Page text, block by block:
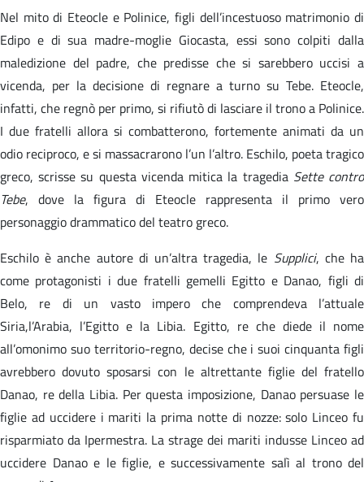
Nel mito di Eteocle e Polinice, figli dell’incestuoso matrimonio di
Edipo e di sua madre-moglie Giocasta, essi sono colpiti dalla
maledizione del padre, che predisse che si sarebbero uccisi a
vicenda, per la decisione di regnare a turno su Tebe. Eteocle,
infatti, che regnò per primo, si rifiutò di lasciare il trono a Polinice.
I due fratelli allora si combatterono, fortemente animati da un
odio reciproco, e si massacrarono l’un l’altro. Eschilo, poeta tragico
greco, scrisse su questa vicenda mitica la tragedia Sette contro
Tebe, dove la figura di Eteocle rappresenta il primo vero
personaggio drammatico del teatro greco.
Eschilo è anche autore di un’altra tragedia, le Supplici, che ha
come protagonisti i due fratelli gemelli Egitto e Danao, figli di
Belo, re di un vasto impero che comprendeva l’attuale
Siria,l’Arabia, l’Egitto e la Libia. Egitto, re che diede il nome
all’omonimo suo territorio-regno, decise che i suoi cinquanta figli
avrebbero dovuto sposarsi con le altrettante figlie del fratello
Danao, re della Libia. Per questa imposizione, Danao persuase le
figlie ad uccidere i mariti la prima notte di nozze: solo Linceo fu
risparmiato da Ipermestra. La strage dei mariti indusse Linceo ad
uccidere Danao e le figlie, e successivamente salì al trono del